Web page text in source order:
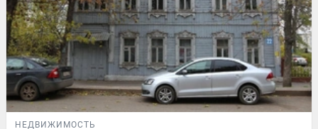
НЕДВИЖИМОСТЬ